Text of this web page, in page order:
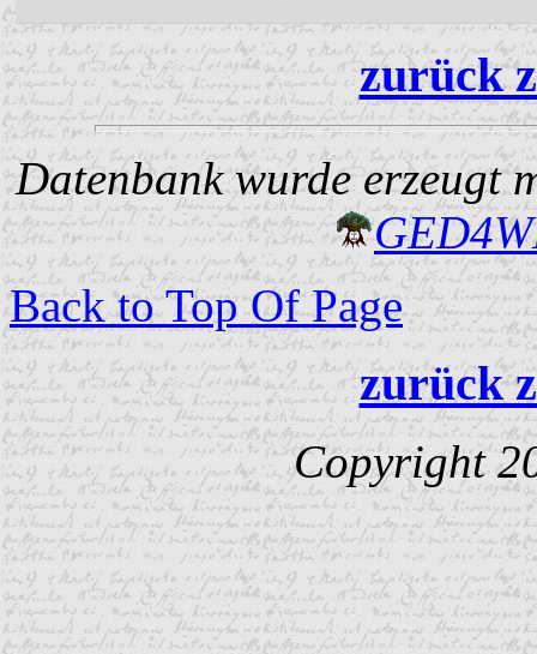
zurück
Datenbank wurde erzeugt
Back to Top Of Page
zurück
Copyright